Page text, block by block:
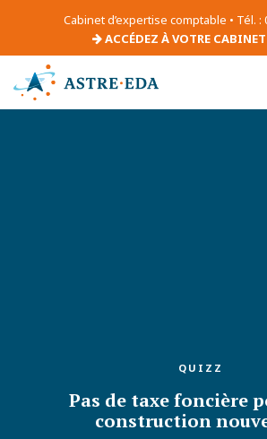
Cabinet d’expertise comptable • Tél. :
ACCÉDEZ À VOTRE
QUIZZ
Pas de taxe foncière
construction